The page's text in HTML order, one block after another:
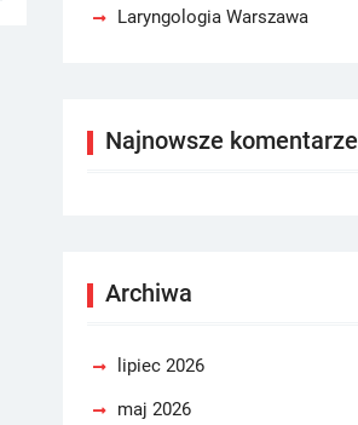
Laryngologia Warszawa
Najnowsze komentarze
Archiwa
lipiec 2026
maj 2026